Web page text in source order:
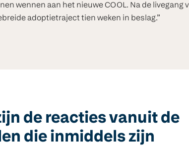
wennen aan het nieuwe COOL. Na de livegang
adoptietraject tien weken in beslag.”
de reacties vanuit de
die inmiddels zijn